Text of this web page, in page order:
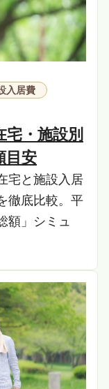
入居費
・施設別
目安
宅と施設入居
徹底比較。平
額」シミュ